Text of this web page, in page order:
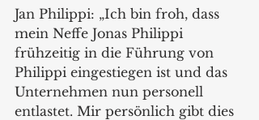
Jan Philippi: „Ich bin froh, dass
mein Neffe Jonas Philippi
frühzeitig in die Führung von
Philippi eingestiegen ist und das
Unternehmen nun personell
entlastet. Mir persönlich gibt dies